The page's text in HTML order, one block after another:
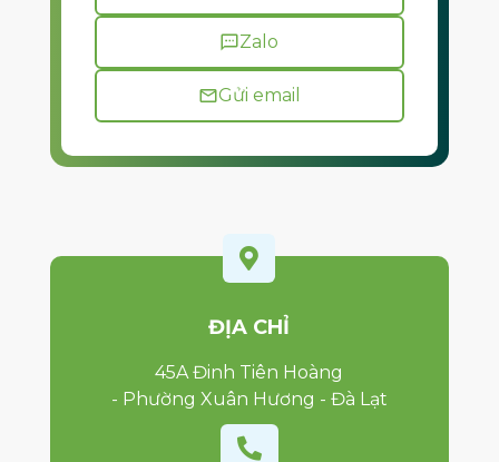
Zalo
Gửi email

ĐỊA CHỈ
45A Đinh Tiên Hoàng
- Phường Xuân Hương - Đà Lạt
